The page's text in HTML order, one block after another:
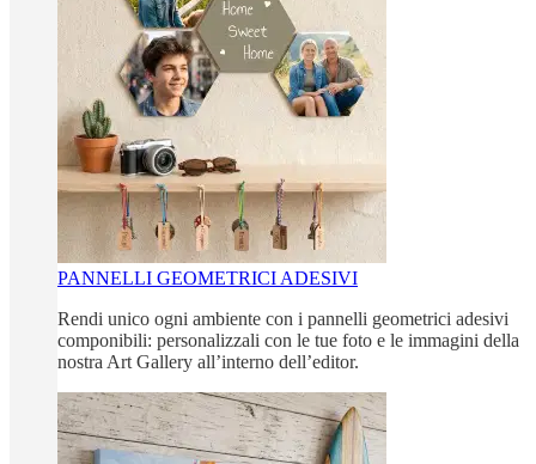
PANNELLI GEOMETRICI ADESIVI
Rendi unico ogni ambiente con i pannelli geometrici adesivi
componibili: personalizzali con le tue foto e le immagini della
nostra Art Gallery all’interno dell’editor.